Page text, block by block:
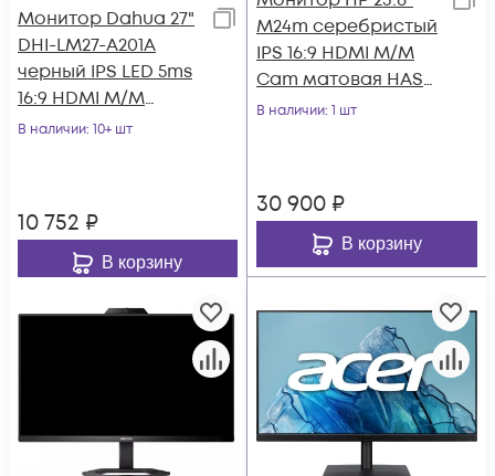
Монитор Dahua 27"
DHI-LM27-A201A
черный IPS LED 5ms
16:9 HDMI M/M
матовая HAS Piv
В наличии: 10+ шт
10 752 ₽
В корзину
M24m серебристый
IPS 16:9 HDMI M/M
Cam матовая HAS
Piv 300cd 178гр/178гр
В наличии: 1 шт
30 900 ₽
В корзину